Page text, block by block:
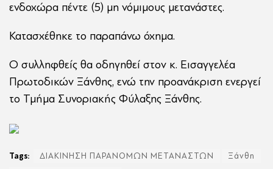
ενδοχώρα πέντε (5) μη νόμιμους μετανάστες.
Κατασχέθηκε το παραπάνω όχημα.
Ο συλληφθείς θα οδηγηθεί στον κ. Εισαγγελέα
Πρωτοδικών Ξάνθης, ενώ την προανάκριση ενεργεί
το Τμήμα Συνοριακής Φύλαξης Ξάνθης.
Tags: ΔΙΑΚΙΝΗΣΗ ΠΑΡΑΝΟΜΩΝ ΜΕΤΑΝΑΣΤΩΝ
Ξάνθη